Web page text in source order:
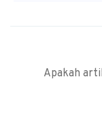
Apakah